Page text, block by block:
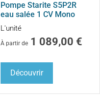
Pompe Starite S5P2R
eau salée 1 CV Mono
L'unité
À partir de 1 089,00 €
Découvrir